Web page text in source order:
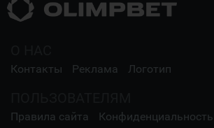
Контакты Реклама Логотип
Правила сайта Конфиденциальность